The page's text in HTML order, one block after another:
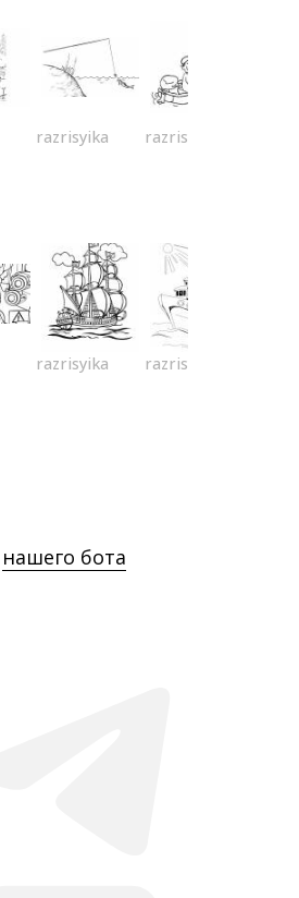
razrisyika razrisyika
razrisyika razrisyika
нашего бота